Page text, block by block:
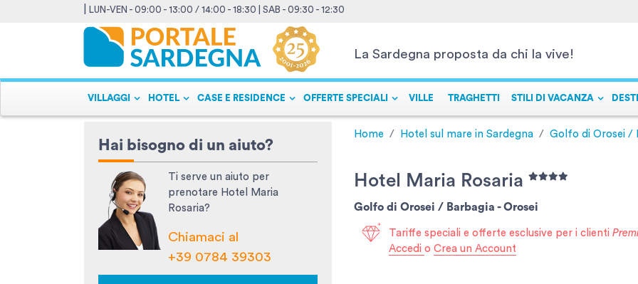
LUN-VEN - 09:00 - 13:00 / 14:00 - 18:30 | SAB - 09:30 - 12:30
La Sardegna proposta da chi la vive!
VILLAGGI HOTEL CASE E RESIDENCE OFFERTE SPECIALI VILLE TRAGHETTI STILI DI VACANZA
Hai bisogno di un aiuto?
Ti serve un aiuto per
prenotare Hotel Maria
Rosaria?
Chiamaci al
+39 0784 39303
Home Hotel sul mare in Sardegna Golfo di Orosei /
Hotel Maria Rosaria
Golfo di Orosei / Barbagia -Orosei
Tariffe speciali e offerte esclusive per i clienti
AccedioCrea un Account